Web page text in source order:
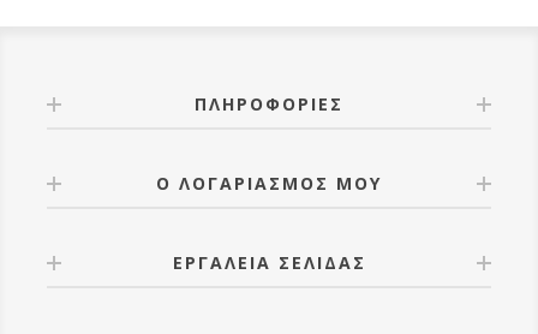
ΠΛΗΡΟΦΟΡΊΕΣ
Ο ΛΟΓΑΡΙΑΣΜΌΣ ΜΟΥ
ΕΡΓΑΛΕΊΑ ΣΕΛΊΔΑΣ